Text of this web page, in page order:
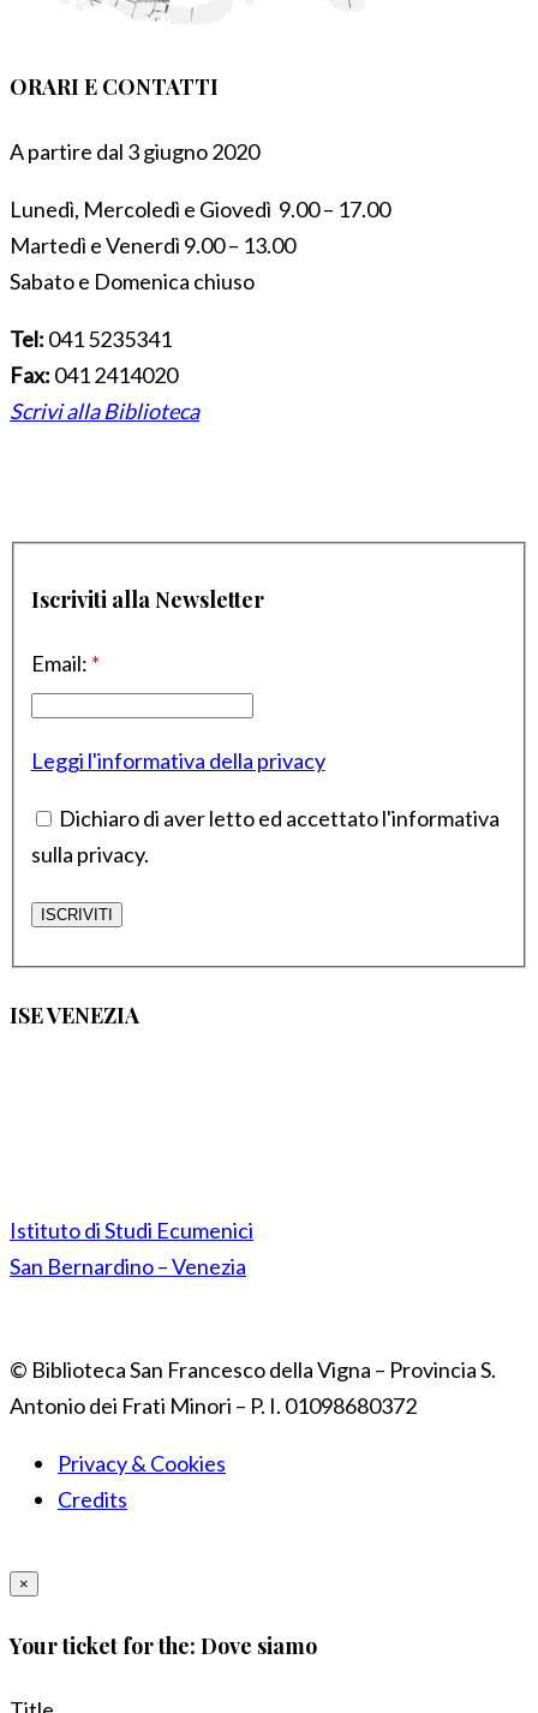
ORARI E CONTATTI
A partire dal 3 giugno 2020
Lunedì, Mercoledì e Giovedì 9.00 – 17.00
Martedì e Venerdì 9.00 – 13.00
Sabato e Domenica chiuso
Tel: 041 5235341
Fax: 041 2414020
Scrivi alla Biblioteca
Iscriviti alla Newsletter
Email: *
Leggi l'informativa della privacy
Dichiaro di aver letto ed accettato l'informativa
sulla privacy.
ISE VENEZIA
Istituto di Studi Ecumenici
San Bernardino – Venezia
© Biblioteca San Francesco della Vigna – Provincia S.
Antonio dei Frati Minori – P. I. 01098680372
Privacy & Cookies
Credits
×
Your ticket for the: Dove siamo